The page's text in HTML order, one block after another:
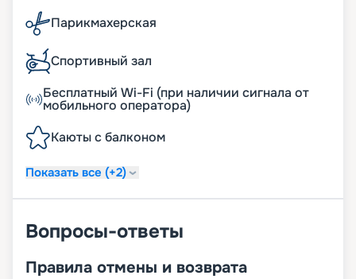
Парикмахерская
Спортивный зал
Бесплатный Wi-Fi (при наличии сигнала от
мобильного оператора)
Каюты с балконом
Показать все (+2)
Вопросы-ответы
Правила отмены и возврата